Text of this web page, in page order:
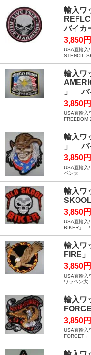
輸入ワ
バイカ
3,850
USA直輸
STENCIL
輸入ワ
」 バ
3,850
USA直輸入
FREEDOM
輸入ワ
」 バ
3,850
USA直輸
ペン大
輸入ワ
3,850
USA直輸入
BIKER」
輸入ワ
FIRE
3,850
USA直輸入
ワッペン大
輸入ワ
3,850
USA直輸入
FORGET